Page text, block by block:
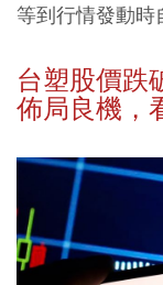
等到行情發動時
台塑股價跌
佈局良機，